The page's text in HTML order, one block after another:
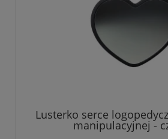
Lusterko serce
manipulacyjnej -